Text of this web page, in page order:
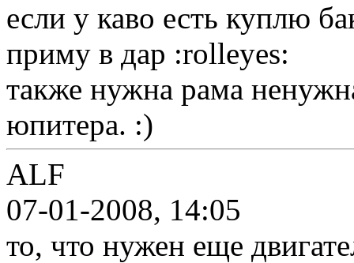
если у каво есть куплю
приму в дар :rolleyes:
также нужна рама
юпитера. :)
ALF
07-01-2008, 14:05
то, что нужен еще